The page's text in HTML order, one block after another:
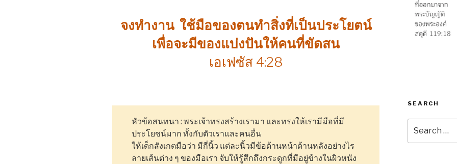
จงทำงาน ใช้มือของตนทำสิ่งที่เป็นประโยตน์
เพื่อจะมีของแบ่งปันให้คนที่ขัดสน
เอเฟซัส 4:28
หัวข้อสนทนา : พระเจ้าทรงสร้างเรามา และทรงให้เรามีมือที่มี
ประโยชน์มาก ทั้งกับตัวเราและคนอื่น
ให้เด็กสังเกตมือว่า มีกี่นิ้ว แต่ละนิ้วมีข้อด้านหน้าด้านหลังอย่างไร
ลายเส้นต่าง ๆ ของมือเรา จับให้รู้สึกถึงกระดูกที่มีอยู่ข้างในผิวหนัง
SEARCH
for: